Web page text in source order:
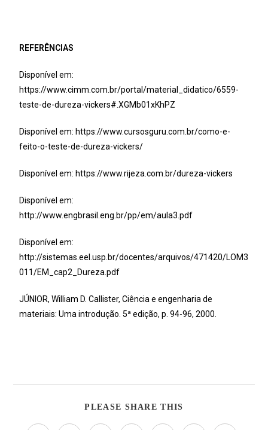
REFERÊNCIAS
Disponível em:
https://www.cimm.com.br/portal/material_didatico/6559-
teste-de-dureza-vickers#.XGMb01xKhPZ
Disponível em: https://www.cursosguru.com.br/como-e-
feito-o-teste-de-dureza-vickers/
Disponível em: https://www.rijeza.com.br/dureza-vickers
Disponível em:
http://www.engbrasil.eng.br/pp/em/aula3.pdf
Disponível em:
http://sistemas.eel.usp.br/docentes/arquivos/471420/LOM3
011/EM_cap2_Dureza.pdf
JÚNIOR, William D. Callister, Ciência e engenharia de
materiais: Uma introdução. 5ª edição, p. 94-96, 2000.
PLEASE SHARE THIS